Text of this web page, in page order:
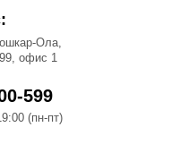
Ола,
офис 1
599
(пн-пт)